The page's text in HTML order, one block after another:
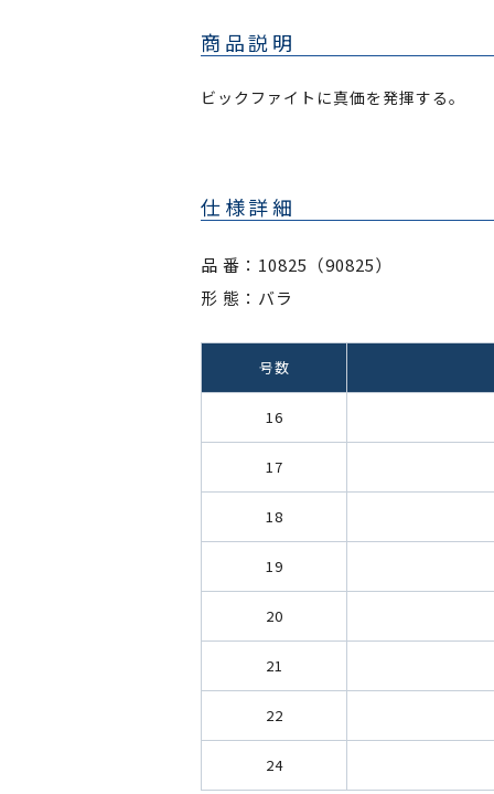
商品説明
ビックファイトに真価を発揮する。
仕様詳細
品 番：10825（90825）
形 態：バラ
号数
16
17
18
19
20
21
22
24